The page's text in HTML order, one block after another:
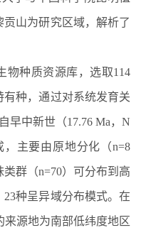
山为研究区域，解析了
物种质资源库，选取114
种，通过对系统发育关
早中新世（17.76 Ma，N
，主要由原地分化（n=8
类群（n=70）可分布到高
23种呈异域分布模式。在
来源地为南部低纬度地区